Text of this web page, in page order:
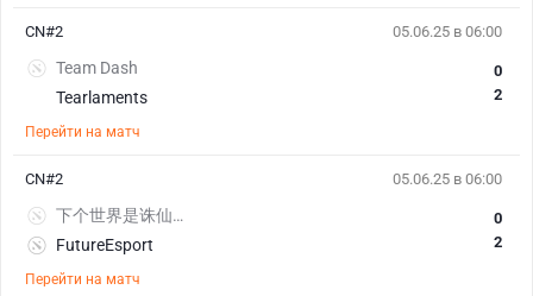
05.06.25 в 06:00
Team Dash
Tearlaments
0
2
Перейти на матч
CN#2
05.06.25 в 06:00
下个世界是诛仙世界
FutureEsport
0
2
Перейти на матч
CN#2